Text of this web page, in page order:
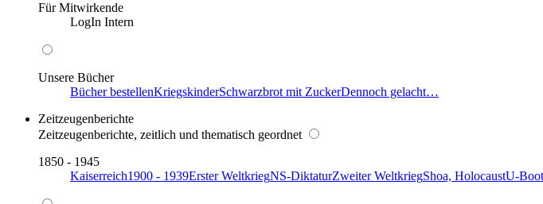
Für Mitwirkende
LogIn Intern
Unsere Bücher
Bücher bestellenKriegskinderSchwarzbrot mit ZuckerDennoch gelacht…
Zeitzeugenberichte
Zeitzeugenberichte, zeitlich und thematisch geordnet
1850 - 1945
Kaiserreich1900 - 1939Erster WeltkriegNS-DiktaturZweiter WeltkriegShoa, HolocaustU-